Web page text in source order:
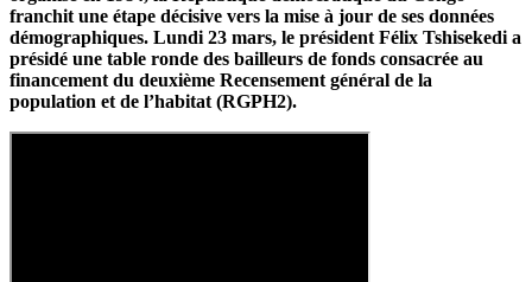
franchit une étape décisive vers la mise à jour de ses données
démographiques. Lundi 23 mars, le président Félix Tshisekedi a
présidé une table ronde des bailleurs de fonds consacrée au
financement du deuxième Recensement général de la
population et de l’habitat (RGPH2).